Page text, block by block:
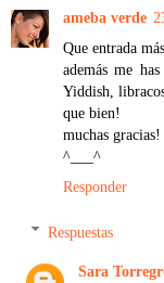
ameba verde
Que entrada
además me
Yiddish,
que bien!
muchas gracias!
^___^
Responder
Respuestas
Sara